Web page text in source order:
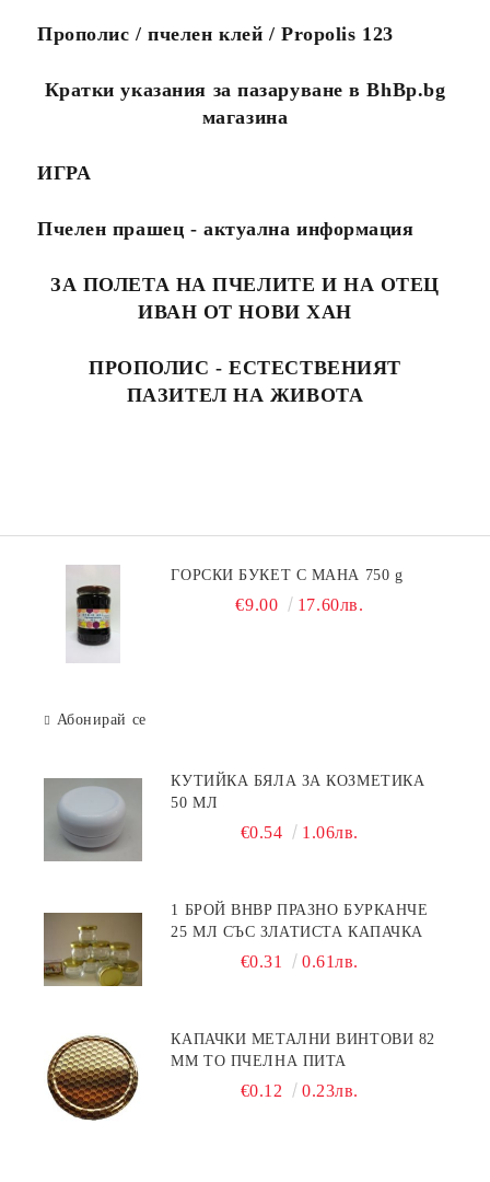
10 работни дни.
Прополис / пчелен клей / Propolis 123
Кратки указания за пазаруване в BhBp.bg
магазина
ИГРА
Пчелен прашец - актуална информация
ЗА ПОЛЕТА НА ПЧЕЛИТЕ И НА ОТЕЦ
ИВАН ОТ НОВИ ХАН
ПРОПОЛИС - ЕСТЕСТВЕНИЯТ
ПАЗИТЕЛ НА ЖИВОТА
ГОРСКИ БУКЕТ С МАНА 750 g
€9.00 17.60лв.
Абонирай се
КУТИЙКА БЯЛА ЗА КОЗМЕТИКА
50 МЛ
€0.54 1.06лв.
1 БРОЙ BHBP ПРАЗНО БУРКАНЧЕ
25 МЛ СЪС ЗЛАТИСТА КАПАЧКА
€0.31 0.61лв.
КАПАЧКИ МЕТАЛНИ ВИНТОВИ 82
ММ ТО ПЧЕЛНА ПИТА
€0.12 0.23лв.